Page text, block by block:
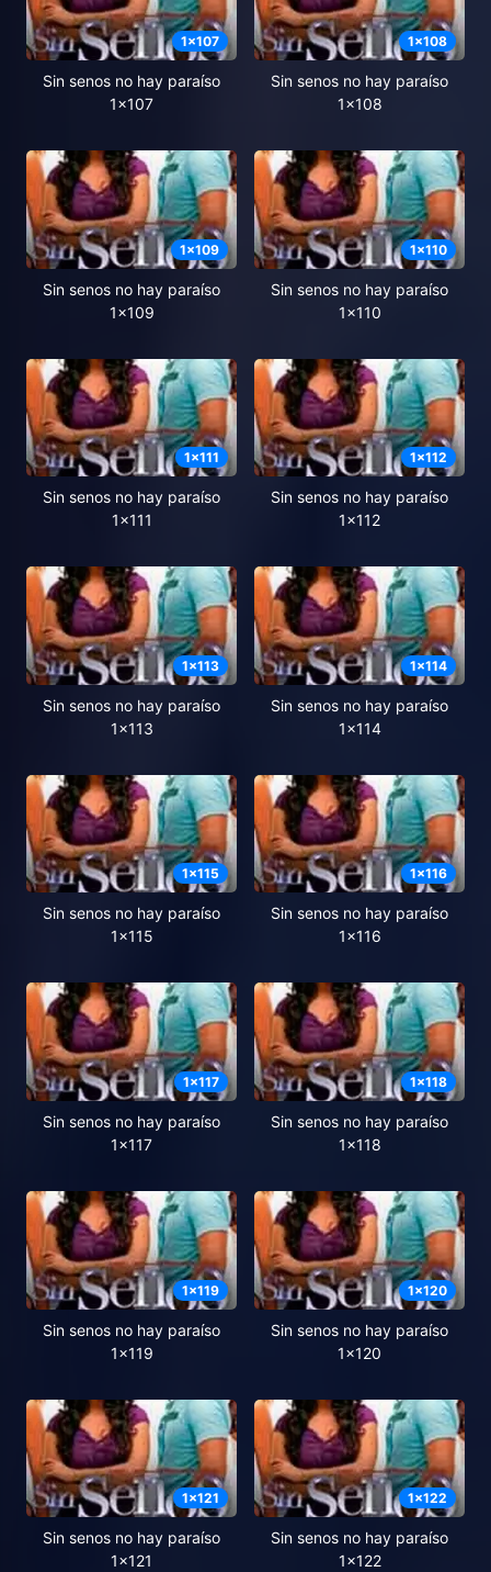
1x107
Sin senos no hay paraíso
1x107
1x108
Sin senos no hay paraíso
1x108
1x109
Sin senos no hay paraíso
1x109
1x110
Sin senos no hay paraíso
1x110
1x111
Sin senos no hay paraíso
1x111
1x112
Sin senos no hay paraíso
1x112
1x113
Sin senos no hay paraíso
1x113
1x114
Sin senos no hay paraíso
1x114
1x115
Sin senos no hay paraíso
1x115
1x116
Sin senos no hay paraíso
1x116
1x117
Sin senos no hay paraíso
1x117
1x118
Sin senos no hay paraíso
1x118
1x119
Sin senos no hay paraíso
1x119
1x120
Sin senos no hay paraíso
1x120
1x121
Sin senos no hay paraíso
1x121
1x122
Sin senos no hay paraíso
1x122